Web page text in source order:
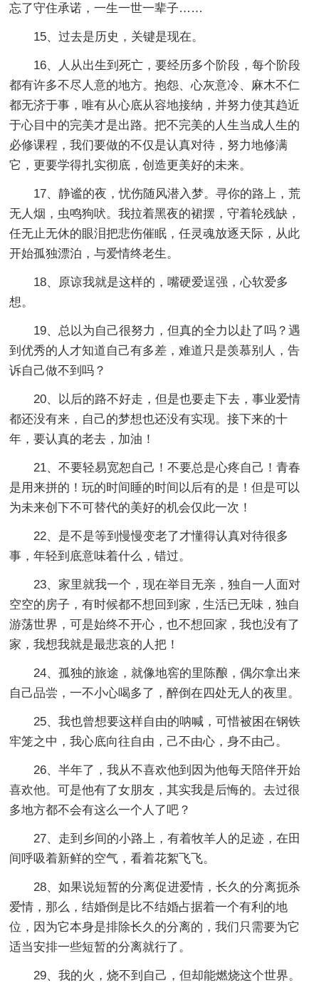
忘了守住承诺，一生一世一辈子……
15、过去是历史，关键是现在。
16、人从出生到死亡，要经历多个阶段，每个阶段
都有许多不尽人意的地方。抱怨、心灰意冷、麻木不仁
都无济于事，唯有从心底从容地接纳，并努力使其趋近
于心目中的完美才是出路。把不完美的人生当成人生的
必修课程，我们要做的不仅是认真对待，努力地修满
它，更要学得扎实彻底，创造更美好的未来。
17、静谧的夜，忧伤随风潜入梦。寻你的路上，荒
无人烟，虫鸣狗吠。我拉着黑夜的裙摆，守着轮残缺，
任无止无休的眼泪把悲伤催眠，任灵魂放逐天际，从此
开始孤独漂泊，与爱情终老生。
18、原谅我就是这样的，嘴硬爱逞强，心软爱多
想。
19、总以为自己很努力，但真的全力以赴了吗？遇
到优秀的人才知道自己有多差，难道只是羡慕别人，告
诉自己做不到吗？
20、以后的路不好走，但是也要走下去，事业爱情
都还没有来，自己的梦想也还没有实现。接下来的十
年，要认真的老去，加油！
21、不要轻易宽恕自己！不要总是心疼自己！青春
是用来拼的！玩的时间睡的时间以后有的是！但是可以
为未来创下不可替代的美好的机会仅此一次！
22、是不是等到慢慢变老了才懂得认真对待很多
事，年轻到底意味着什么，错过。
23、家里就我一个，现在举目无亲，独自一人面对
空空的房子，有时候都不想回到家，生活已无味，独自
游荡世界，可是始终不开心，也不想回家，我也没有了
家，我想我就是最悲哀的人把！
24、孤独的旅途，就像地窖的里陈酿，偶尔拿出来
自己品尝，一不小心喝多了，醉倒在四处无人的夜里。
25、我也曾想要这样自由的呐喊，可惜被困在钢铁
牢笼之中，我心底向往自由，己不由心，身不由己。
26、半年了，我从不喜欢他到因为他每天陪伴开始
喜欢他。可是他有了女朋友，其实我是后悔的。去过很
多地方都不会有这么一个人了吧？
27、走到乡间的小路上，有着牧羊人的足迹，在田
间呼吸着新鲜的空气，看着花絮飞飞。
28、如果说短暂的分离促进爱情，长久的分离扼杀
爱情，那么，结婚倒是比不结婚占据着一个有利的地
位，因为它本身是排除长久的分离的，我们只需要为它
适当安排一些短暂的分离就行了。
29、我的火，烧不到自己，但却能燃烧这个世界。